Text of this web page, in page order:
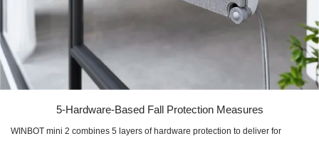
5-Hardware-Based Fall Protection Measures
WINBOT mini 2 combines 5 layers of hardware protection to deliver for